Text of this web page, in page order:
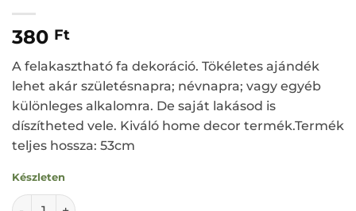
380 Ft
A felakasztható fa dekoráció. Tökéletes ajándék
lehet akár születésnapra; névnapra; vagy egyéb
különleges alkalomra. De saját lakásod is
díszítheted vele. Kiváló home decor termék.Termék
teljes hossza: 53cm
Készleten
Fa dekoráció; akasztós dísz; pillangók; rózsaszín-fehér